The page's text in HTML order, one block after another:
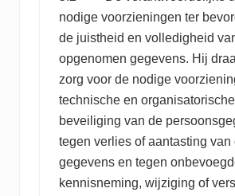
nodige voorzieningen ter
de juistheid en volledigheid
opgenomen gegevens. Hij
zorg voor de nodige
technische en
beveiliging van de
tegen verlies of aantasting van
gegevens en tegen
kennisneming, wijziging of